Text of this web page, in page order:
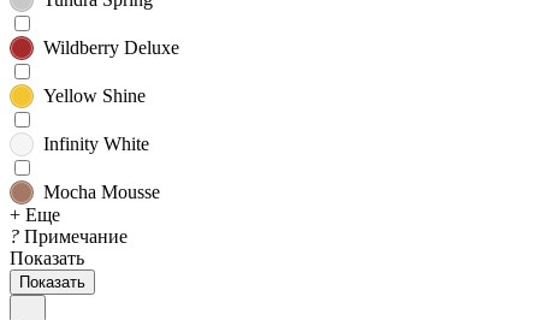
Wildberry Deluxe
Yellow Shine
Infinity White
Mocha Mousse
+ Еще
? Примечание
Показать
Показать